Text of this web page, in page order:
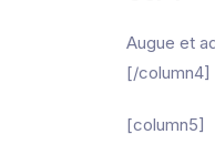
Augue et
[/column4]
[column5]